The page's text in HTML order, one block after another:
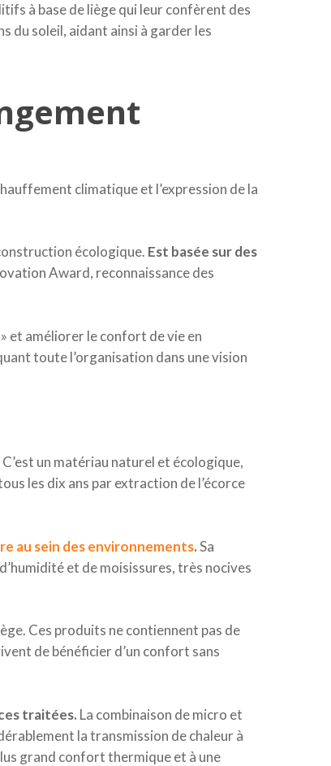
à base de liège qui leur confèrent des
du soleil, aidant ainsi à garder les
climatique et l’expression de la
écologique. Est basée sur des
Award, reconnaissance des
et améliorer le confort de vie en
toute l’organisation dans une vision
C’est un matériau naturel et écologique,
les dix ans par extraction de l’écorce
au sein des environnements.Sa
et de moisissures, très nocives
Ces produits ne contiennent pas de
de bénéficier d’un confort sans
traitées. La combinaison de micro et
la transmission de chaleur à
grand confort thermique et à une